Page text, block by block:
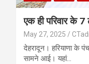
एक ही परिवार के
May 27, 2025
देहरादून। हरियाणा के
सामने आई। यहां…